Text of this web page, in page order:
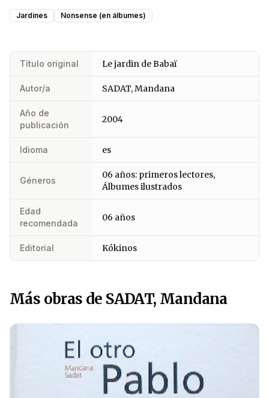
Jardines Nonsense (en álbumes)
Título original Le jardin de Babaï
Autor/a SADAT, Mandana
Año de
publicación
2004
Idioma es
Géneros
06 años: primeros lectores,
Álbumes ilustrados
Edad
recomendada
06 años
Editorial Kókinos
Más obras de SADAT, Mandana